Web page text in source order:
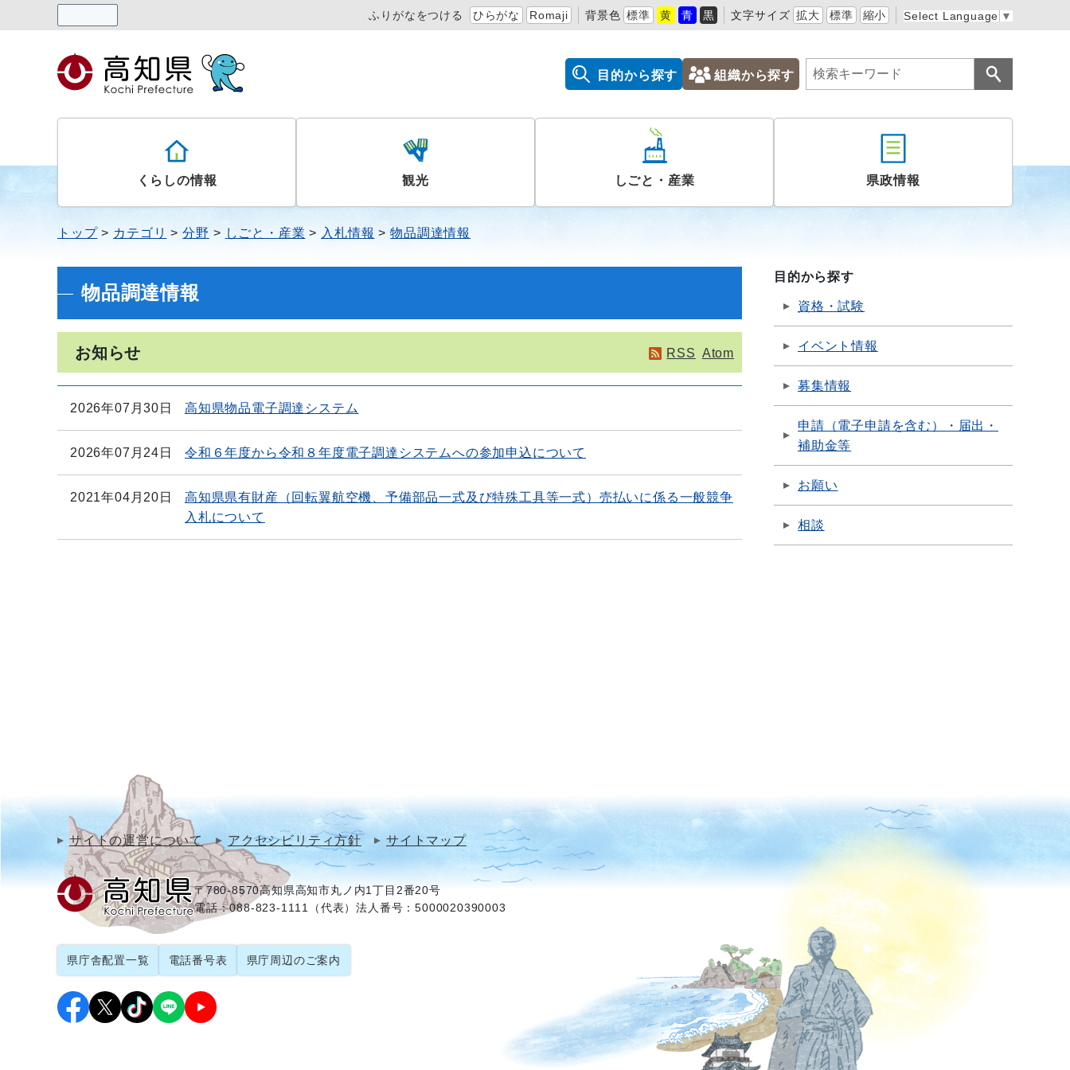
ふりがなをつける ひらがな Romaji 背景色 標準 黄 青 黒 文字サイズ 拡大 標準 縮小 Select Language ▼
目的から探す 組織から探す
くらしの情報 観光 しごと・産業 県政情報
トップ カテゴリ 分野 しごと・産業 入札情報 物品調達情報
物品調達情報
お知らせ RSS Atom
2026年07月30日 高知県物品電子調達システム
2026年07月24日 令和６年度から令和８年度電子調達システムへの参加申込について
2021年04月20日
高知県県有財産（回転翼航空機、予備部品一式及び特殊工具等一式）売払いに係る一般競争
入札について
目的から探す
資格・試験
イベント情報
募集情報
申請（電子申請を含む）・届出・
補助金等
お願い
相談
サイトの運営について アクセシビリティ方針 サイトマップ
〒780-8570高知県高知市丸ノ内1丁目2番20号
電話：088-823-1111（代表）法人番号：5000020390003
県庁舎配置一覧 電話番号表 県庁周辺のご案内